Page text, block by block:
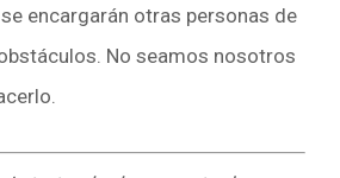
se encargarán otras personas de
No seamos nosotros